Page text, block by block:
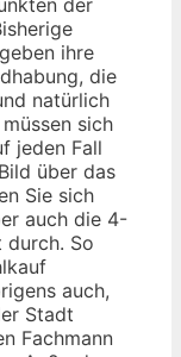
der
ihre
die
natürlich
sich
jeden Fall
über das
Sie sich
auch die 4-
So
auch,
Stadt
Fachmann